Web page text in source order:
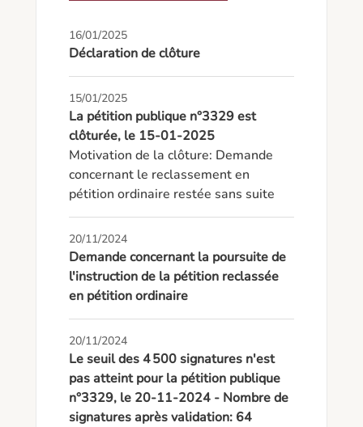
16/01/2025
Déclaration de clôture
15/01/2025
La pétition publique n°3329 est
clôturée, le 15-01-2025
Motivation de la clôture: Demande
concernant le reclassement en
pétition ordinaire restée sans suite
20/11/2024
Demande concernant la poursuite de
l'instruction de la pétition reclassée
en pétition ordinaire
20/11/2024
Le seuil des 4 500 signatures n'est
pas atteint pour la pétition publique
n°3329, le 20-11-2024 - Nombre de
signatures après validation: 64